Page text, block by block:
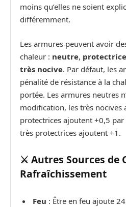
moins qu’elles ne soient
différemment.
Les armures peuvent avoir
chaleur : neutre, protectrice
très nocive. Par défaut, les
pénalité de résistance à la
portée. Les armures neutres
modification, les très nocives
protectrices ajoutent +0,5
très protectrices ajoutent +1.
⚔️ Autres Sources de
Rafraîchissement
Feu : Être en feu ajoute